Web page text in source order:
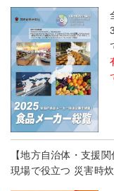
【地方自治体・支援関
現場で役立つ 災害時